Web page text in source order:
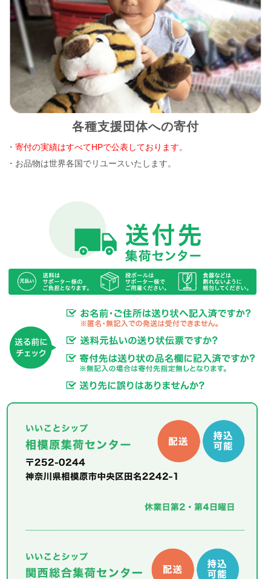
各種支援団体への寄付
寄付の実績はすべてHPで公表しております。
・お品物は世界各国でリユースいたします。